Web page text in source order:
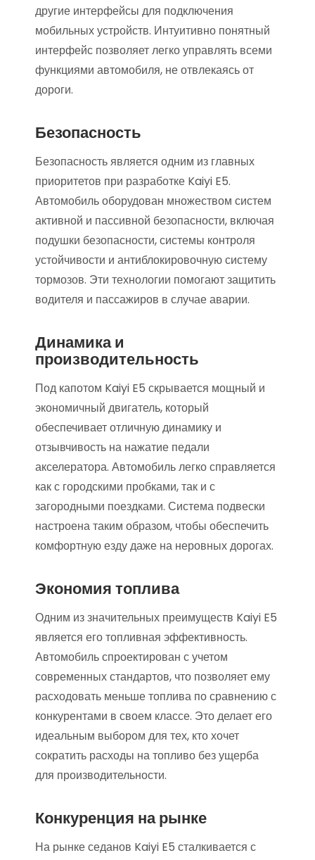
другие интерфейсы для подключения
мобильных устройств. Интуитивно понятный
интерфейс позволяет легко управлять всеми
функциями автомобиля, не отвлекаясь от
дороги.
Безопасность
Безопасность является одним из главных
приоритетов при разработке Kaiyi E5.
Автомобиль оборудован множеством систем
активной и пассивной безопасности, включая
подушки безопасности, системы контроля
устойчивости и антиблокировочную систему
тормозов. Эти технологии помогают защитить
водителя и пассажиров в случае аварии.
Динамика и
производительность
Под капотом Kaiyi E5 скрывается мощный и
экономичный двигатель, который
обеспечивает отличную динамику и
отзывчивость на нажатие педали
акселератора. Автомобиль легко справляется
как с городскими пробками, так и с
загородными поездками. Система подвески
настроена таким образом, чтобы обеспечить
комфортную езду даже на неровных дорогах.
Экономия топлива
Одним из значительных преимуществ Kaiyi E5
является его топливная эффективность.
Автомобиль спроектирован с учетом
современных стандартов, что позволяет ему
расходовать меньше топлива по сравнению с
конкурентами в своем классе. Это делает его
идеальным выбором для тех, кто хочет
сократить расходы на топливо без ущерба
для производительности.
Конкуренция на рынке
На рынке седанов Kaiyi E5 сталкивается с